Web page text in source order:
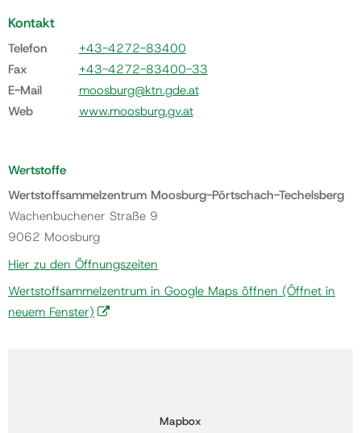
Kontakt
Telefon
+43-4272-83400
Fax
+43-4272-83400-33
E-Mail
moosburg@ktn.gde.at
Web
www.moosburg.gv.at
Wertstoffe
Wertstoffsammelzentrum Moosburg-Pörtschach-Techelsberg
Wachenbuchener Straße 9
9062 Moosburg
Hier zu den Öffnungszeiten
Wertstoffsammelzentrum in Google Maps öffnen (Öffnet in
neuem Fenster)
Mapbox